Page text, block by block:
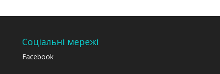
Соціальні мережі
Facebook